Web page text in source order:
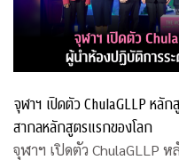
จุฬาฯ เปิดตัว ChulaGLLP หลั
สากลหลักสูตรแรกของโลก
จุฬาฯ เปิดตัว ChulaGLLP